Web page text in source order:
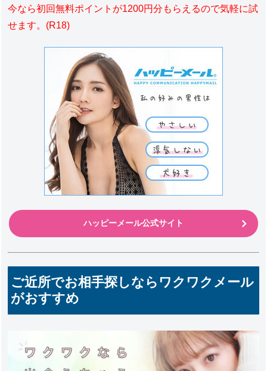
今なら初回無料ポイントが1200円分もらえるので気軽に試
せます。(R18)
ハッピーメール公式サイト
ご近所でお相手探しならワクワクメール
がおすすめ